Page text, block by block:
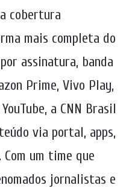
cobertura
mais completa do
assinatura, banda
Prime, Vivo Play,
a CNN Brasil
via portal, apps,
um time que
jornalistas e